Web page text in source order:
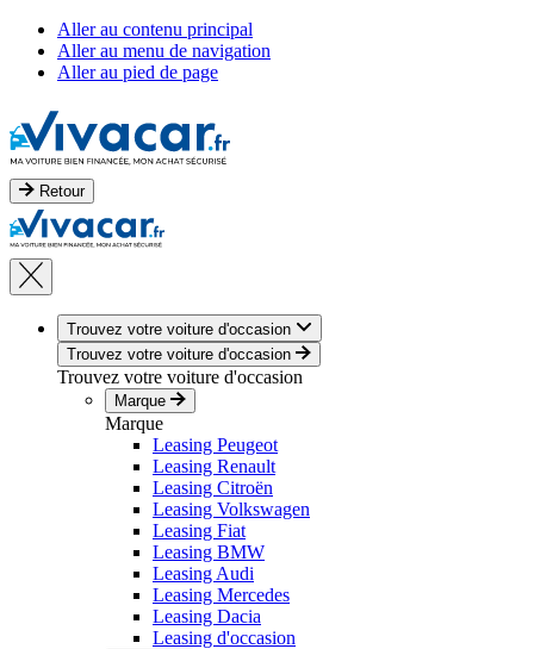
Aller au contenu principal
Aller au menu de navigation
Aller au pied de page
Retour
Trouvez votre voiture d'occasion
Trouvez votre voiture d'occasion
Trouvez votre voiture d'occasion
Marque
Marque
Leasing Peugeot
Leasing Renault
Leasing Citroën
Leasing Volkswagen
Leasing Fiat
Leasing BMW
Leasing Audi
Leasing Mercedes
Leasing Dacia
Leasing d'occasion